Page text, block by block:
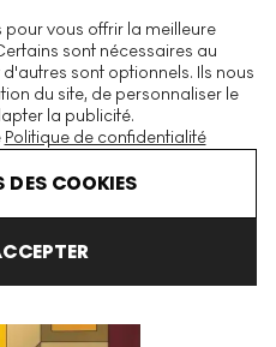
vous offrir la meilleure
sont nécessaires au
sont optionnels. Ils nous
du site, de personnaliser le
la publicité.
Politique de confidentialité
DES COOKIES
d'estampes et éditions
Xico 6 Signed Print